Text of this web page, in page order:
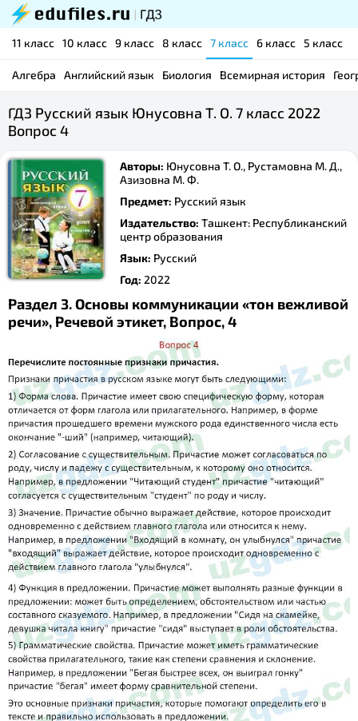
11 класс 10 класс 9 класс 8 класс 7 класс 6 класс 5 класс
Алгебра Английский язык Биология Всемирная история
ГДЗ Русский язык Юнусовна Т. О. 7 класс 2022
Вопрос 4
Авторы: Юнусовна Т. О., Рустамовна М. Д.,
Азизовна М. Ф.
Предмет: Русский язык
Издательство: Ташкент: Республиканский
центр образования
Язык: Русский
Год: 2022
Раздел 3. Основы коммуникации «тон вежливой
речи», Речевой этикет, Вопрос, 4